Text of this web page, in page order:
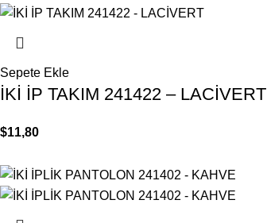
Sepete Ekle
İKİ İP TAKIM 241422 – LACİVERT
$11,80